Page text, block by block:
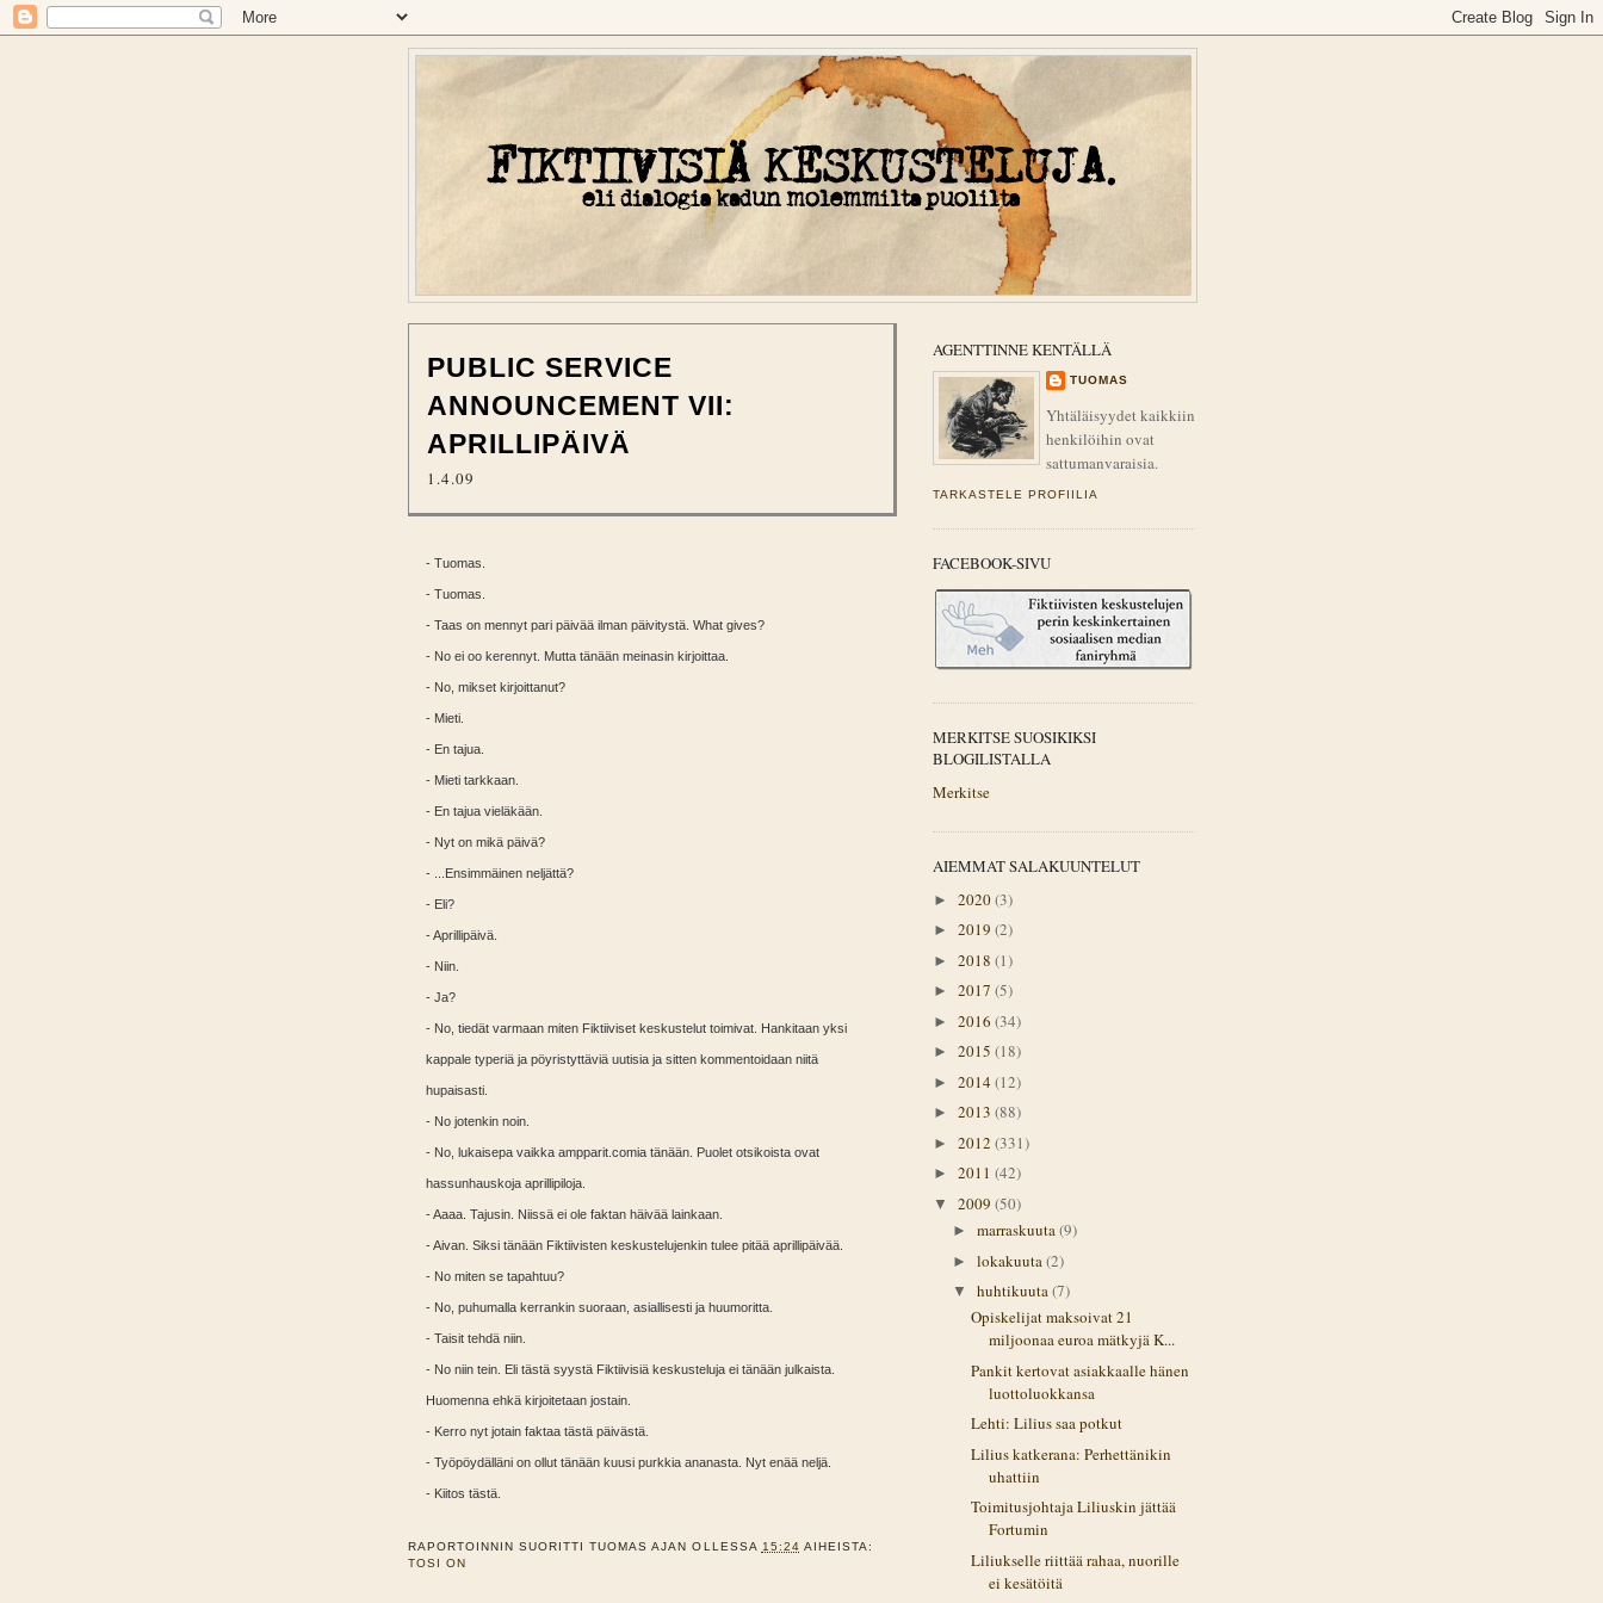
PUBLIC SERVICE
ANNOUNCEMENT VII:
APRILLIPÄIVÄ
1.4.09
- Tuomas.
- Tuomas.
- Taas on mennyt pari päivää ilman päivitystä. What gives?
- No ei oo kerennyt. Mutta tänään meinasin kirjoittaa.
- No, mikset kirjoittanut?
- Mieti.
- En tajua.
- Mieti tarkkaan.
- En tajua vieläkään.
- Nyt on mikä päivä?
- ...Ensimmäinen neljättä?
- Eli?
- Aprillipäivä.
- Niin.
- Ja?
- No, tiedät varmaan miten Fiktiiviset keskustelut toimivat. Hankitaan yksi
kappale typeriä ja pöyristyttäviä uutisia ja sitten kommentoidaan niitä
hupaisasti.
- No jotenkin noin.
- No, lukaisepa vaikka ampparit.comia tänään. Puolet otsikoista ovat
hassunhauskoja aprillipiloja.
- Aaaa. Tajusin. Niissä ei ole faktan häivää lainkaan.
- Aivan. Siksi tänään Fiktiivisten keskustelujenkin tulee pitää aprillipäivää.
- No miten se tapahtuu?
- No, puhumalla kerrankin suoraan, asiallisesti ja huumoritta.
- Taisit tehdä niin.
- No niin tein. Eli tästä syystä Fiktiivisiä keskusteluja ei tänään julkaista.
Huomenna ehkä kirjoitetaan jostain.
- Kerro nyt jotain faktaa tästä päivästä.
- Työpöydälläni on ollut tänään kuusi purkkia ananasta. Nyt enää neljä.
- Kiitos tästä.
RAPORTOINNIN SUORITTITUOMAS AJAN OLLESSA 15:24 AIHEISTA:
TOSI ON
AGENTTINNE KENTÄLLÄ
TUOMAS
Yhtäläisyydet kaikkiin
henkilöihin ovat
sattumanvaraisia.
TARKASTELE PROFIILIA
FACEBOOK-SIVU
MERKITSE SUOSIKIKSI
BLOGILISTALLA
Merkitse
AIEMMAT SALAKUUNTELUT
► 2020(3)
► 2019 (2)
► 2018 (1)
► 2017 (5)
► 2016 (34)
► 2015 (18)
► 2014 (12)
► 2013 (88)
► 2012 (331)
► 2011 (42)
▼ 2009 (50)
► marraskuuta(9)
► lokakuuta (2)
▼ huhtikuuta(7)
Opiskelijat maksoivat 21
miljoonaa euroa mätkyjä K...
Pankit kertovat asiakkaalle hänen
luottoluokkansa
Lehti: Lilius saa potkut
Lilius katkerana: Perhettänikin
uhattiin
Toimitusjohtaja Liliuskin jättää
Fortumin
Liliukselle riittää rahaa, nuorille
ei kesätöitä